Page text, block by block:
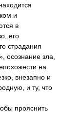
и
в
его
страдания
осознание зла,
на
внезапно и
и ту, что
прояснить